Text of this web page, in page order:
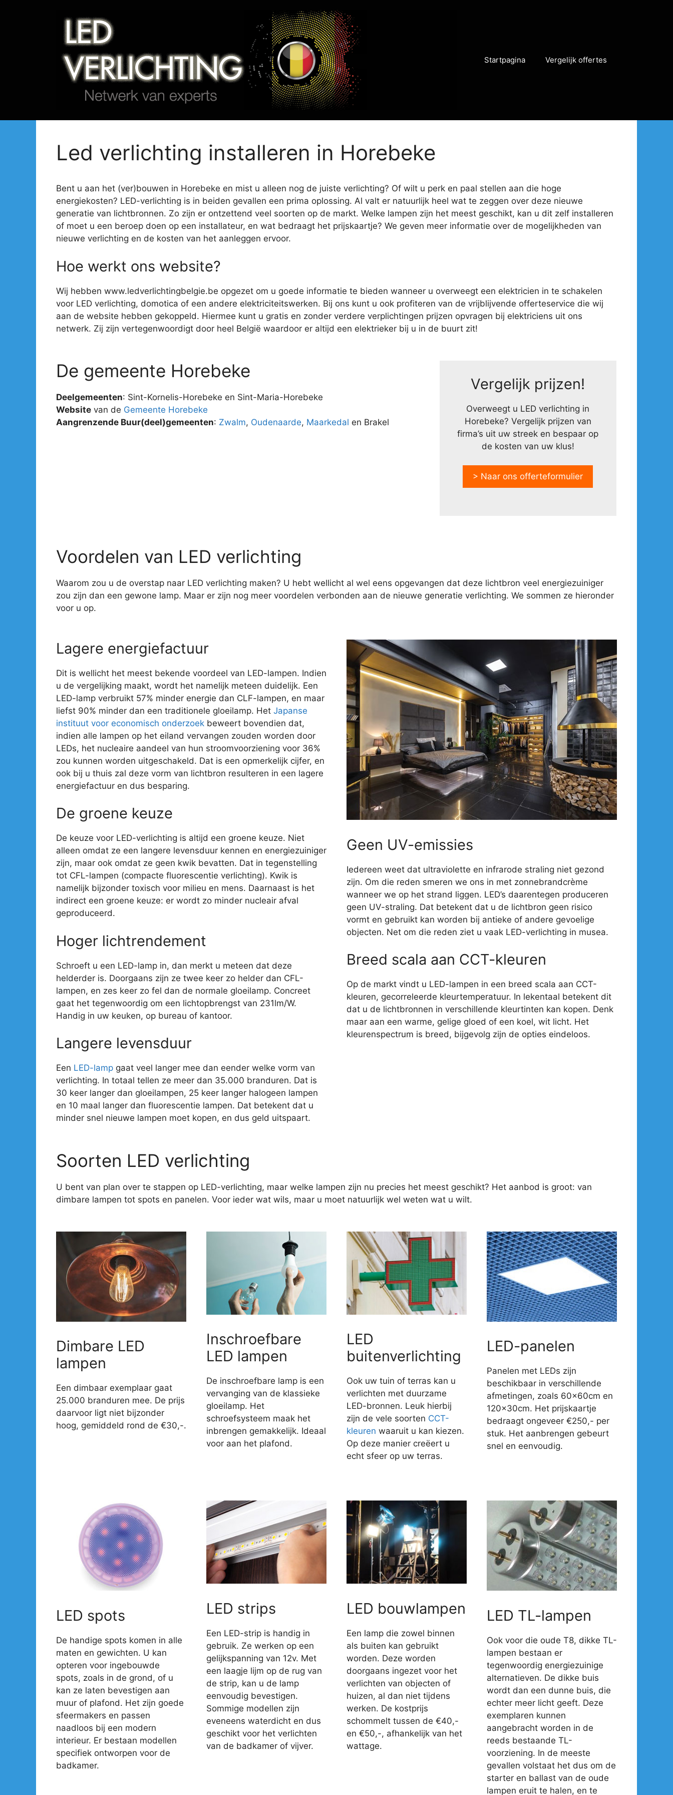
Startpagina Vergelijk offertes
Led verlichting installeren in Horebeke
Bent u aan het (ver)bouwen in Horebeke en mist u alleen nog de juiste verlichting? Of wilt u perk en paal stellen aan die hoge
energiekosten? LED-verlichting is in beiden gevallen een prima oplossing. Al valt er natuurlijk heel wat te zeggen over deze nieuwe
generatie van lichtbronnen. Zo zijn er ontzettend veel soorten op de markt. Welke lampen zijn het meest geschikt, kan u dit zelf installeren
of moet u een beroep doen op een installateur, en wat bedraagt het prijskaartje? We geven meer informatie over de mogelijkheden van
nieuwe verlichting en de kosten van het aanleggen ervoor.
Hoe werkt ons website?
Wij hebben www.ledverlichtingbelgie.be opgezet om u goede informatie te bieden wanneer u overweegt een elektricien in te schakelen
voor LED verlichting, domotica of een andere elektriciteitswerken. Bij ons kunt u ook profiteren van de vrijblijvende offerteservice die wij
aan de website hebben gekoppeld. Hiermee kunt u gratis en zonder verdere verplichtingen prijzen opvragen bij elektriciens uit ons
netwerk. Zij zijn vertegenwoordigt door heel België waardoor er altijd een elektrieker bij u in de buurt zit!
De gemeente Horebeke
Deelgemeenten: Sint-Kornelis-Horebeke en Sint-Maria-Horebeke
Website van de Gemeente Horebeke
Aangrenzende Buur(deel)gemeenten: Zwalm, Oudenaarde, Maarkedal en Brakel
Vergelijk prijzen!
Overweegt u LED verlichting in
Horebeke? Vergelijk prijzen van
firma’s uit uw streek en bespaar op
de kosten van uw klus!
> Naar ons offerteformulier
Voordelen van LED verlichting
Waarom zou u de overstap naar LED verlichting maken? U hebt wellicht al wel eens opgevangen dat deze lichtbron veel energiezuiniger
zou zijn dan een gewone lamp. Maar er zijn nog meer voordelen verbonden aan de nieuwe generatie verlichting. We sommen ze hieronder
voor u op.
Lagere energiefactuur
Dit is wellicht het meest bekende voordeel van LED-lampen. Indien
u de vergelijking maakt, wordt het namelijk meteen duidelijk. Een
LED-lamp verbruikt 57% minder energie dan CLF-lampen, en maar
liefst 90% minder dan een traditionele gloeilamp. Het Japanse
instituut voor economisch onderzoek beweert bovendien dat,
indien alle lampen op het eiland vervangen zouden worden door
LEDs, het nucleaire aandeel van hun stroomvoorziening voor 36%
zou kunnen worden uitgeschakeld. Dat is een opmerkelijk cijfer, en
ook bij u thuis zal deze vorm van lichtbron resulteren in een lagere
energiefactuur en dus besparing.
De groene keuze
De keuze voor LED-verlichting is altijd een groene keuze. Niet
alleen omdat ze een langere levensduur kennen en energiezuiniger
zijn, maar ook omdat ze geen kwik bevatten. Dat in tegenstelling
tot CFL-lampen (compacte fluorescentie verlichting). Kwik is
namelijk bijzonder toxisch voor milieu en mens. Daarnaast is het
indirect een groene keuze: er wordt zo minder nucleair afval
geproduceerd.
Hoger lichtrendement
Schroeft u een LED-lamp in, dan merkt u meteen dat deze
helderder is. Doorgaans zijn ze twee keer zo helder dan CFL-
lampen, en zes keer zo fel dan de normale gloeilamp. Concreet
gaat het tegenwoordig om een lichtopbrengst van 231lm/W.
Handig in uw keuken, op bureau of kantoor.
Langere levensduur
Een LED-lamp gaat veel langer mee dan eender welke vorm van
verlichting. In totaal tellen ze meer dan 35.000 branduren. Dat is
30 keer langer dan gloeilampen, 25 keer langer halogeen lampen
en 10 maal langer dan fluorescentie lampen. Dat betekent dat u
minder snel nieuwe lampen moet kopen, en dus geld uitspaart.
Geen UV-emissies
Iedereen weet dat ultraviolette en infrarode straling niet gezond
zijn. Om die reden smeren we ons in met zonnebrandcrème
wanneer we op het strand liggen. LED’s daarentegen produceren
geen UV-straling. Dat betekent dat u de lichtbron geen risico
vormt en gebruikt kan worden bij antieke of andere gevoelige
objecten. Net om die reden ziet u vaak LED-verlichting in musea.
Breed scala aan CCT-kleuren
Op de markt vindt u LED-lampen in een breed scala aan CCT-
kleuren, gecorreleerde kleurtemperatuur. In lekentaal betekent dit
dat u de lichtbronnen in verschillende kleurtinten kan kopen. Denk
maar aan een warme, gelige gloed of een koel, wit licht. Het
kleurenspectrum is breed, bijgevolg zijn de opties eindeloos.
Soorten LED verlichting
U bent van plan over te stappen op LED-verlichting, maar welke lampen zijn nu precies het meest geschikt? Het aanbod is groot: van
dimbare lampen tot spots en panelen. Voor ieder wat wils, maar u moet natuurlijk wel weten wat u wilt.
Dimbare LED
lampen
Een dimbaar exemplaar gaat
25.000 branduren mee. De prijs
daarvoor ligt niet bijzonder
hoog, gemiddeld rond de €30,-.
Inschroefbare
LED lampen
De inschroefbare lamp is een
vervanging van de klassieke
gloeilamp. Het
schroefsysteem maak het
inbrengen gemakkelijk. Ideaal
voor aan het plafond.
LED
buitenverlichting
Ook uw tuin of terras kan u
verlichten met duurzame
LED-bronnen. Leuk hierbij
zijn de vele soorten CCT-
kleuren waaruit u kan kiezen.
Op deze manier creëert u
echt sfeer op uw terras.
LED-panelen
Panelen met LEDs zijn
beschikbaar in verschillende
afmetingen, zoals 60x60cm en
120x30cm. Het prijskaartje
bedraagt ongeveer €250,- per
stuk. Het aanbrengen gebeurt
snel en eenvoudig.
LED spots
De handige spots komen in alle
maten en gewichten. U kan
opteren voor ingebouwde
spots, zoals in de grond, of u
kan ze laten bevestigen aan
muur of plafond. Het zijn goede
sfeermakers en passen
naadloos bij een modern
interieur. Er bestaan modellen
specifiek ontworpen voor de
badkamer.
LED strips
Een LED-strip is handig in
gebruik. Ze werken op een
gelijkspanning van 12v. Met
een laagje lijm op de rug van
de strip, kan u de lamp
eenvoudig bevestigen.
Sommige modellen zijn
eveneens waterdicht en dus
geschikt voor het verlichten
van de badkamer of vijver.
LED bouwlampen
Een lamp die zowel binnen
als buiten kan gebruikt
worden. Deze worden
doorgaans ingezet voor het
verlichten van objecten of
huizen, al dan niet tijdens
werken. De kostprijs
schommelt tussen de €40,-
en €50,-, afhankelijk van het
wattage.
LED TL-lampen
Ook voor die oude T8, dikke TL-
lampen bestaan er
tegenwoordig energiezuinige
alternatieven. De dikke buis
wordt dan een dunne buis, die
echter meer licht geeft. Deze
exemplaren kunnen
aangebracht worden in de
reeds bestaande TL-
voorziening. In de meeste
gevallen volstaat het dus om de
starter en ballast van de oude
lampen eruit te halen, en te